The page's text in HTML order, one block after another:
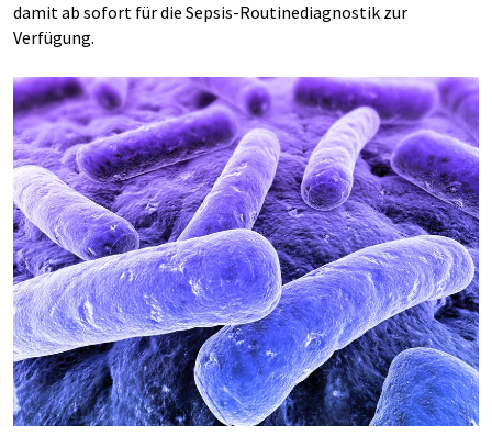
damit ab sofort für die Sepsis-Routinediagnostik zur
Verfügung.